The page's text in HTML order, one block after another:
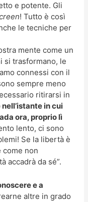
e potente. Gli
! Tutto è così
le tecniche per
mente come un
si trasformano, le
connessi con il
sempre meno
ritirarsi in
in cui
ora, proprio lì
lento, ci sono
Se la libertà è
come non
accadrà da sé”.
e a
altre in grado